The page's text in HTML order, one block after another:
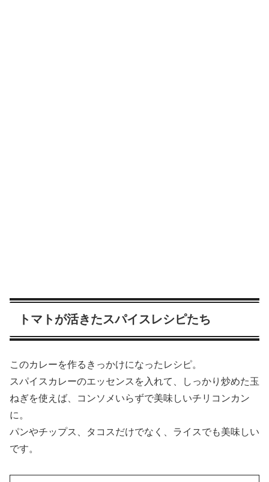
トマトが活きたスパイスレシピたち
このカレーを作るきっかけになったレシピ。
スパイスカレーのエッセンスを入れて、しっかり炒めた玉
ねぎを使えば、コンソメいらずで美味しいチリコンカン
に。
パンやチップス、タコスだけでなく、ライスでも美味しい
です。